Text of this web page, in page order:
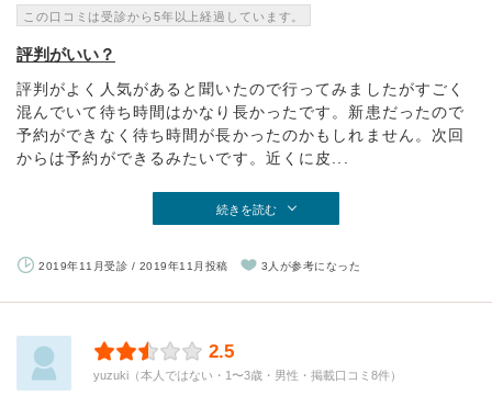
この口コミは受診から5年以上経過しています。
評判がいい？
評判がよく人気があると聞いたので行ってみましたがすごく
混んでいて待ち時間はかなり長かったです。新患だったので
予約ができなく待ち時間が長かったのかもしれません。次回
からは予約ができるみたいです。近くに皮...
続きを読む
2019年11月受診 / 2019年11月投稿 3人が参考になった
2.5
yuzuki（本人ではない・1〜3歳・男性・掲載口コミ8件）